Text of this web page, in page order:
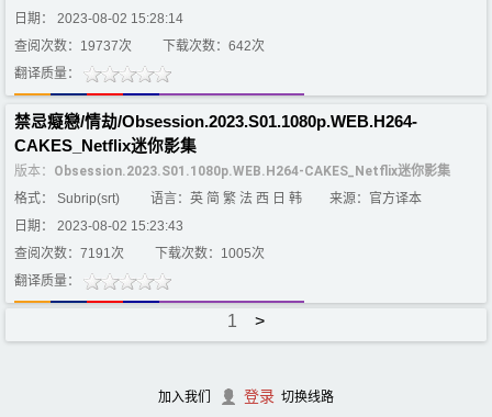
加入我们 登录 切换线路
日期： 2023-08-02 15:28:14
查阅次数：19737次
下载次数：642次
翻译质量：
禁忌癡戀/情劫/Obsession.2023.S01.1080p.WEB.H264-
CAKES_Netflix迷你影集
版本： Obsession.2023.S01.1080p.WEB.H264-CAKES_Netflix迷你影集
格式： Subrip(srt)
语言：英 简 繁 法 西 日 韩
来源：官方译本
日期： 2023-08-02 15:23:43
查阅次数：7191次
下载次数：1005次
翻译质量：
1 >